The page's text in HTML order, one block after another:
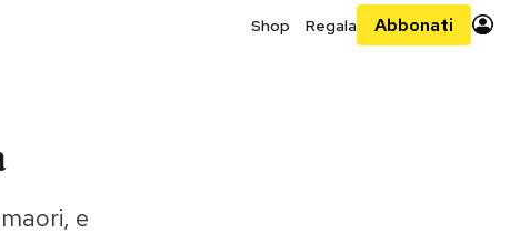
Shop Regala Abbonati
e